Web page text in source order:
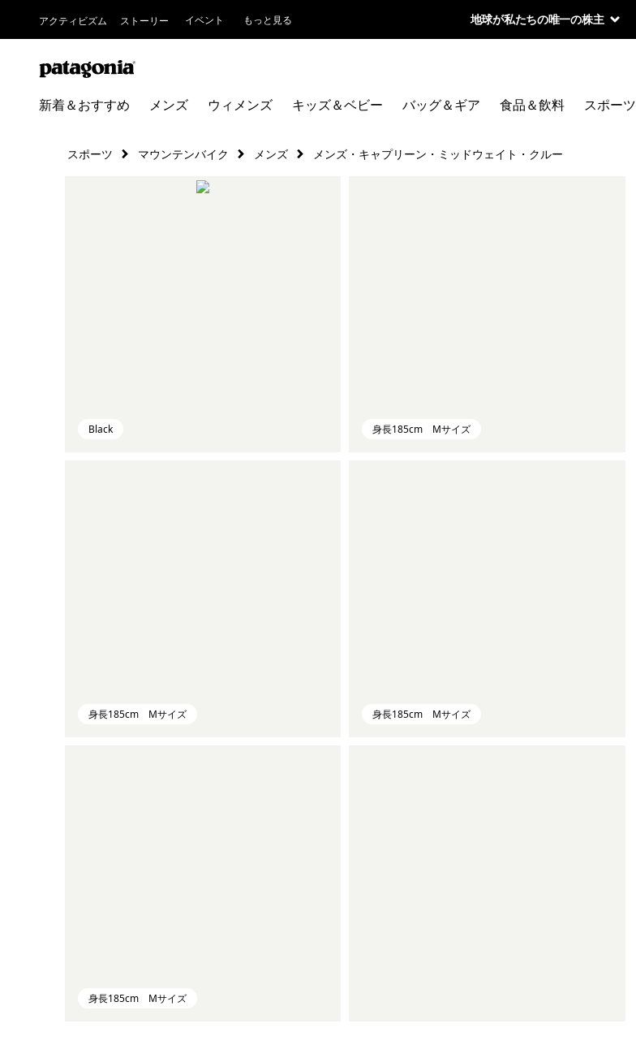
アクティビズム ストーリー イベント もっと見る 地球が私たちの唯一の株主
新着＆おすすめ メンズ ウィメンズ キッズ＆ベビー バッグ＆ギア 食品＆飲料 スポーツ
スポーツ マウンテンバイク メンズ メンズ・キャプリーン・ミッドウェイト・クルー
Black 身長185cm Mサイズ
身長185cm Mサイズ 身長185cm Mサイズ
身長185cm Mサイズ